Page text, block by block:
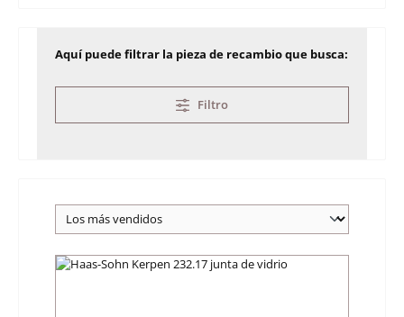
Aquí puede filtrar la pieza de recambio que busca:
Filtro